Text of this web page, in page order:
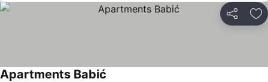
Apartments Babić